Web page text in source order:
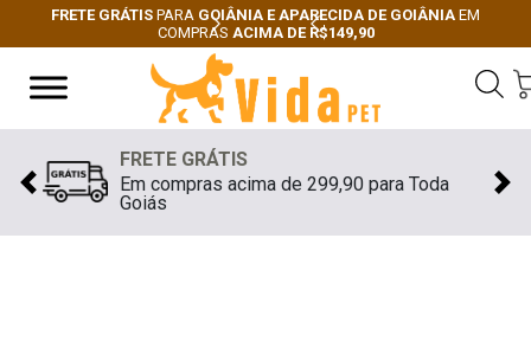
FRETE GRÁTIS PARA GOIÂNIA E APARECIDA DE GOIÂNIA EM
COMPRAS ACIMA DE R$149,90
Previous
Next
FRETE GRÁTIS
Em compras acima de 299,90 para Toda
Goiás
Previous